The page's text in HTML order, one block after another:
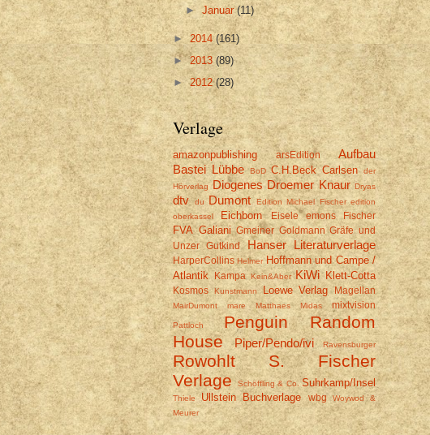
►Januar(11)
►2014(161)
►2013 (89)
►2012(28)
Verlage
amazonpublishing arsEdition
Aufbau
Bastei Lübbe
BoD C.H.Beck Carlsen
der
Hörverlag Diogenes Droemer Knaur Dryas
dtv du Dumont Edition Michael Fischer edition
oberkassel
Eichborn Eisele emons Fischer
FVA Galiani Gmeiner Goldmann Gräfe und
Unzer
Gutkind Hanser Literaturverlage
HarperCollins Helmer Hoffmann und Campe /
Atlantik
Kampa Kein&Aber KiWi Klett-Cotta
Kosmos Kunstmann Loewe Verlag Magellan
MairDumont mare Matthaes Midas mixtvision
Pattloch
Penguin Random
House
Piper/Pendo/ivi Ravensburger
Rowohlt
S. Fischer
Verlage
Schöffling & Co. Suhrkamp/Insel
Thiele Ullstein Buchverlage wbg
Woywod &
Meurer